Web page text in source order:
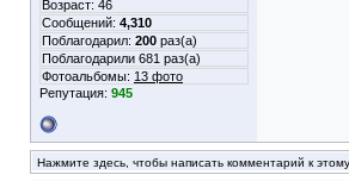
Возраст: 46
Сообщений: 4,310
Поблагодарил: 200 раз(а)
Поблагодарили 681 раз(а)
Фотоальбомы: 13 фото
Репутация: 945
Нажмите здесь, чтобы написать комментарий к